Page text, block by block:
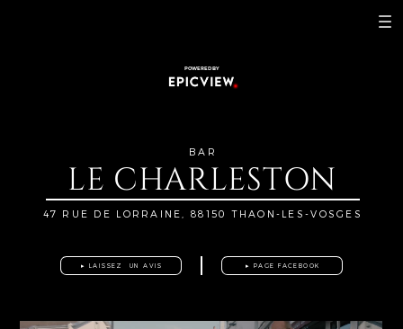
POWERED BY
BAR
LE CHARLESTON
47 RUE DE LORRAINE, 88150 THAON-LES-VOSGES
▸ LAISSEZ UN AVIS ▸ PAGE FACEBOOK